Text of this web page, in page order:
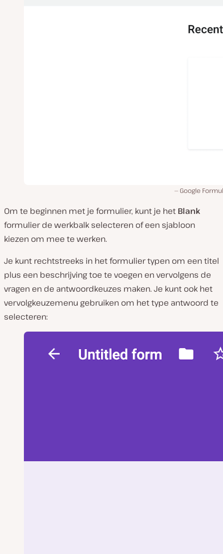
Google
Om te beginnen met je formulier, kunt je het Blank
formulier de werkbalk selecteren of een sjabloon
kiezen om mee te werken.
Je kunt rechtstreeks in het formulier typen om een titel
plus een beschrijving toe te voegen en vervolgens de
vragen en de antwoordkeuzes maken. Je kunt ook het
vervolgkeuzemenu gebruiken om het type antwoord te
selecteren: